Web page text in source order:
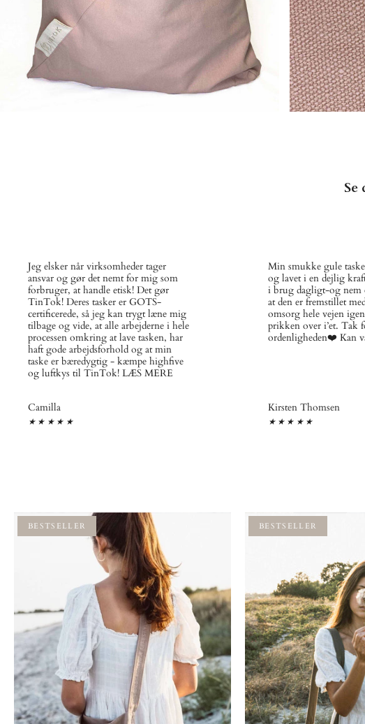
Se
Jeg elsker når virksomheder tager
ansvar og gør det nemt for mig som
forbruger, at handle etisk! Det gør
TinTok! Deres tasker er GOTS-
certificerede, så jeg kan trygt læne mig
tilbage og vide, at alle arbejderne i hele
processen omkring at lave tasken, har
haft gode arbejdsforhold og at min
taske er bæredygtig - kæmpe highfive
og luftkys til TinTok! LÆS MERE
Camilla
★★★★★
Min smukke gule
og lavet i en dejlig
i brug dagligt-og nem
at den er fremstillet
omsorg hele vejen
prikken over i’et. Tak
ordenligheden❤️ Kan
Kirsten Thomsen
★★★★★
BESTSELLER BESTSELLER